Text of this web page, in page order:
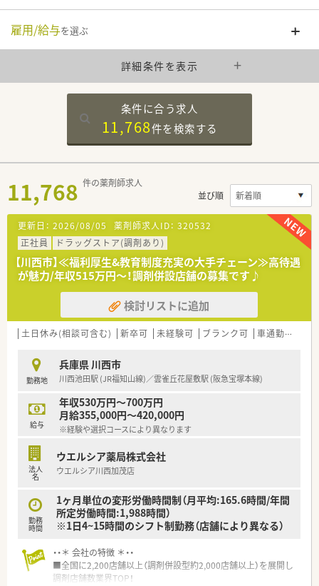
雇用/給与を選ぶ
詳細条件を表示
条件に合う求人
11,768件を検索する
11,768 件の薬剤師求人
並び順
更新日： 2026/08/05 薬剤師求人ID： 320532
正社員
ドラッグストア(調剤あり)
【川西市】≪福利厚生&教育制度充実の大手チェーン≫高待遇
が魅力/年収515万円～！調剤併設店舗の募集です♪
検討リストに追加
土日休み(相談可含む) 新卒可 未経験可 ブランク可 車通勤可
勤務地
兵庫県 川西市
川西池田駅 (JR福知山線)／雲雀丘花屋敷駅 (阪急宝塚本線)
給与
年収530万円～700万円
月給355,000円～420,000円
※経験や選択コースにより異なります
法人
名
ウエルシア薬局株式会社
ウエルシア川西加茂店
勤務
時間
1ヶ月単位の変形労働時間制（月平均:165.6時間/年間
所定労働時間:1,988時間）
※1日4~15時間のシフト制勤務（店舗により異なる）
・・＊ 会社の特徴 ＊・・
■全国に2,200店舗以上（調剤併設型約2,000店舗以上）を展開し
調剤店舗数業界TOP！